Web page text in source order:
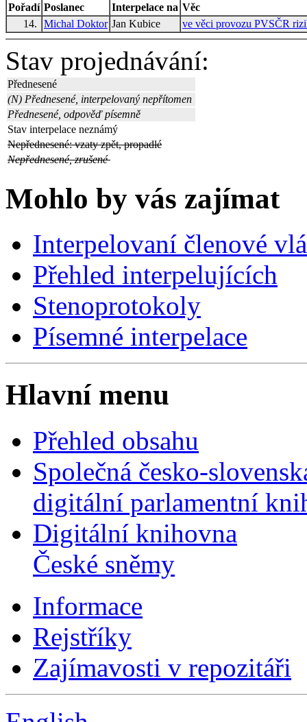
Pořadí Poslanec Interpelace na Věc
14.
Michal Doktor Jan Kubice ve věci provozu PVSČR
Stav projednávání:
Přednesené
(N) Přednesené, interpelovaný nepřítomen
Přednesené, odpověď písemně
Stav interpelace neznámý
Nepřednesené: vzaty zpět, propadlé
Nepřednesené, zrušené
Mohlo by vás zajímat
Interpelovaní členové
Přehled interpelujících
Stenoprotokoly
Písemné interpelace
Hlavní menu
Přehled obsahu
Společná česko-
digitální parlamentní
Digitální knihovna
České sněmy
Informace
Rejstříky
Zajímavosti v repozitáři